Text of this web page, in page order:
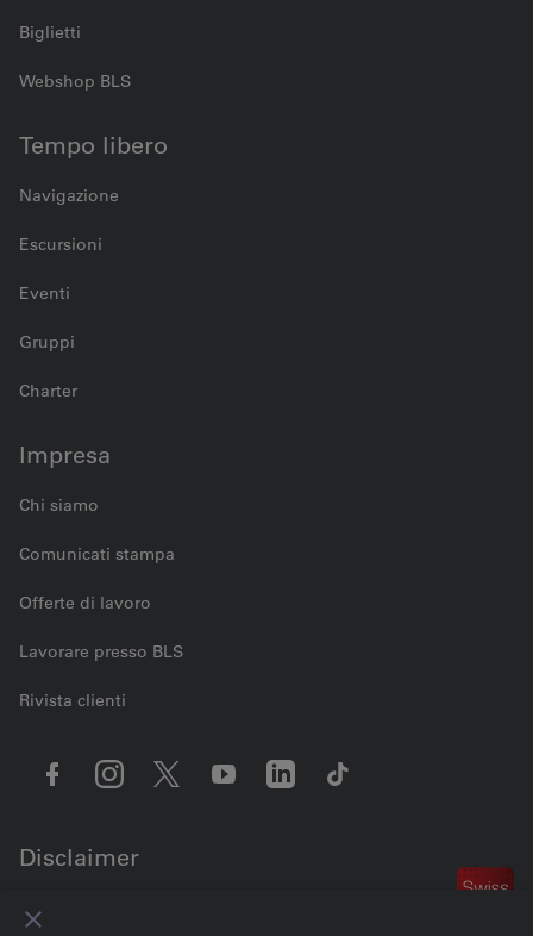
Biglietti
Webshop BLS
Tempo libero
Navigazione
Escursioni
Eventi
Gruppi
Charter
Impresa
Chi siamo
Comunicati stampa
Offerte di lavoro
Lavorare presso BLS
Rivista clienti
Disclaimer
Note legali